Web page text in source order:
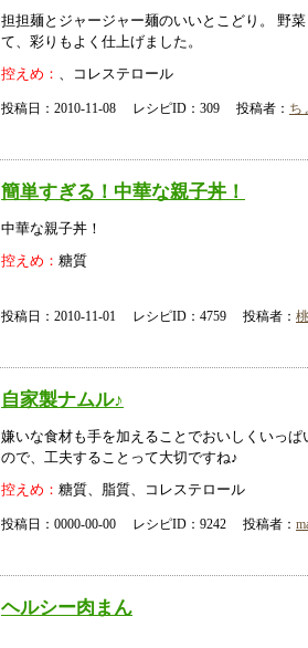
担担麺とジャージャー麺のいいとこどり。 野
て、彩りもよく仕上げました。
控えめ： 、コレステロール
投稿日：2010-11-08 レシピID：309 投稿者： ち
簡単すぎる！中華な親子丼！
中華な親子丼！
控えめ： 糖質
投稿日：2010-11-01 レシピID：4759 投稿者：
自家製ナムル♪
嫌いな食材も手を加えることでおいしくいっぱ
ので、工夫することって大切ですね♪
控えめ： 糖質、脂質、コレステロール
投稿日：0000-00-00 レシピID：9242 投稿者：
ヘルシー肉まん